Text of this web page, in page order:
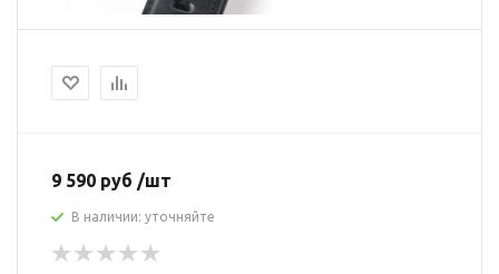
9 590 руб /шт
В наличии: уточняйте